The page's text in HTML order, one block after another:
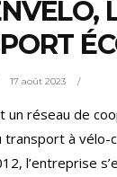
17 août 2023
un réseau de
transport à vélo-
l’entreprise